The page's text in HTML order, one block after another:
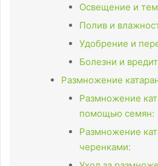
Освещение и
Полив и
Удобрение и
Болезни и
Размножение
Размножение
помощью семян:
Размножение
черенками: